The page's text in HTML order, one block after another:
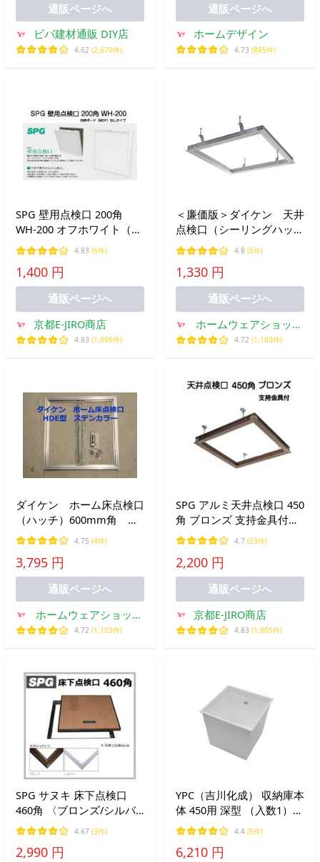
通販ページへ
ビバ建材通販 DIY店
4.62 (2,670件)
通販ページへ
ホームデザイン
4.73 (885件)
SPG 壁用点検口 200角
WH-200 オフホワイト（内
枠ボードなしタイプ ）
4.83 (6件)
1,400 円
通販ページへ
京都E-JIRO商店
4.83 (1,805件)
＜廉価版＞ダイケン 天井
点検口（シーリングハッ
チ）CDL45J シルバー＜
当日出荷可能＞
4.8 (5件)
1,330 円
通販ページへ
ホームウェアショップ
クギセイ
4.72 (1,103件)
ダイケン ホーム床点検口
（ハッチ）600mm角
HDE型 HDE60N ステン
カラー＜生産終了品 在庫
限り＞
4.75 (4件)
3,795 円
通販ページへ
ホームウェアショップ
クギセイ
4.72 (1,103件)
SPG アルミ天井点検口 450
角 ブロンズ 支持金具付
（天井開口寸法455ｍｍ
×455ｍｍ）
4.7 (23件)
2,200 円
通販ページへ
京都E-JIRO商店
4.83 (1,805件)
SPG サヌキ 床下点検口
460角 〈ブロンズ/シルバ
ー〉66146/66246 室内用
点検口 アルミ製
4.67 (3件)
2,990 円
YPC（吉川化成） 収納庫本
体 450用 深型 （入数1）ホ
ワイト PT45-E1 ホワイト
4.4 (5件)
6,210 円